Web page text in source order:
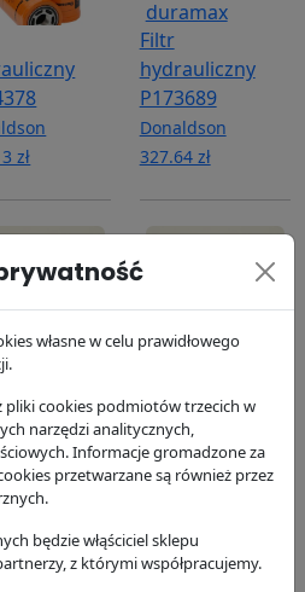
zł
Filtr
hydrauliczny
P173689
Donaldson
327.64 zł
Filtr paliwa
Donaldson
115.48 zł
własne w celu prawidłowego
cookies podmiotów trzecich w
narzędzi analitycznych,
Informacje gromadzone za
przetwarzane są również przez
będzie włąściciel sklepu
z którymi współpracujemy.